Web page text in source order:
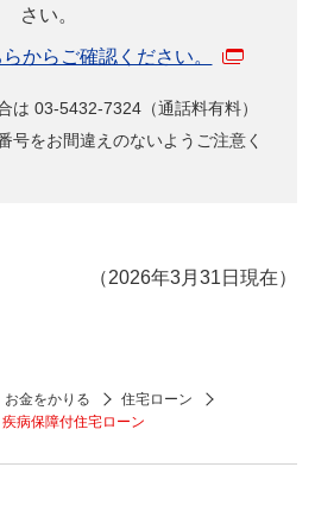
さい。
からご確認ください。
は 03-5432-7324（通話料有料）
号をお間違えのないようご注意く
（2026年3月31日現在）
お金をかりる
住宅ローン
疾病保障付住宅ローン